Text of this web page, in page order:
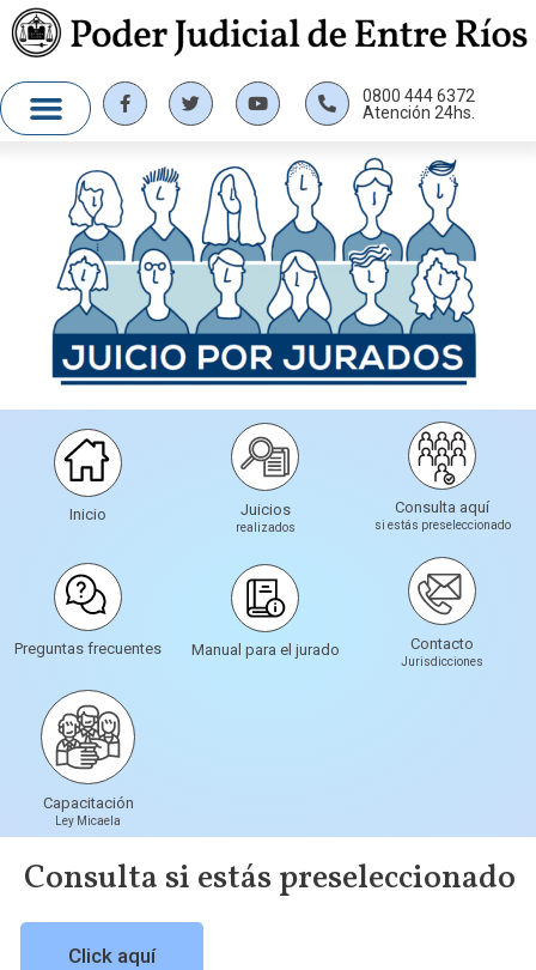
0800 444 6372
Atención 24hs.
Inicio Juicios
realizados
Consulta aquí
si estás preseleccionado
Preguntas frecuentes Manual para el jurado Contacto
Jurisdicciones
Capacitación
Ley Micaela
Consulta si estás preseleccionado
Click aquí